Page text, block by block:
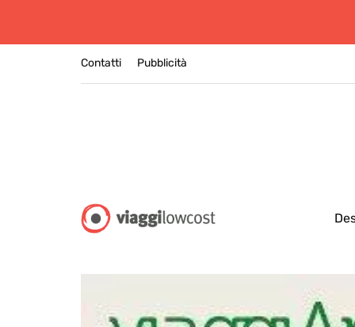
Contatti Pubblicità